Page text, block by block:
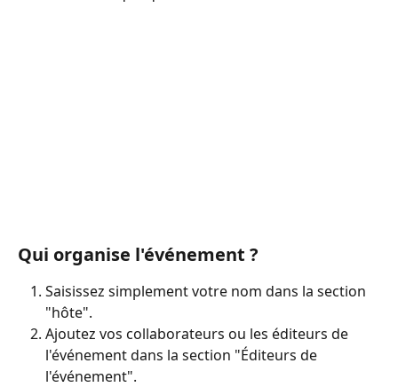
Qui organise l'événement ?
Saisissez simplement votre nom dans la section
"hôte".
Ajoutez vos collaborateurs ou les éditeurs de
l'événement dans la section "Éditeurs de
l'événement".